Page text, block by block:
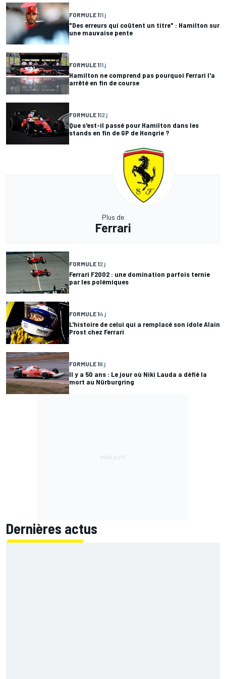
FORMULE 111 j
"Des erreurs qui coûtent un titre" : Hamilton sur
une mauvaise pente
FORMULE 111 j
Hamilton ne comprend pas pourquoi Ferrari l'a
arrêté en fin de course
FORMULE 112 j
Que s'est-il passé pour Hamilton dans les
stands en fin de GP de Hongrie ?
Plus de
Ferrari
FORMULE 12 j
Ferrari F2002 : une domination parfois ternie
par les polémiques
FORMULE 14 j
L'histoire de celui qui a remplacé son idole Alain
Prost chez Ferrari
FORMULE 16 j
Il y a 50 ans : Le jour où Niki Lauda a défié la
mort au Nürburgring
Dernières actus